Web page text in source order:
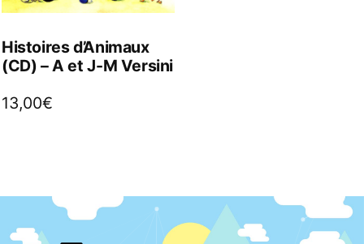
Histoires d’Animaux
(CD) – A et J-M Versini
13,00€